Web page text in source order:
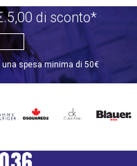
di sconto*
spesa minima di 50€
DSQUARED2
CALVIN BLAUER